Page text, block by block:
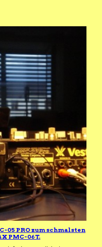
05 PRO zum schmalsten
PMC-06T.